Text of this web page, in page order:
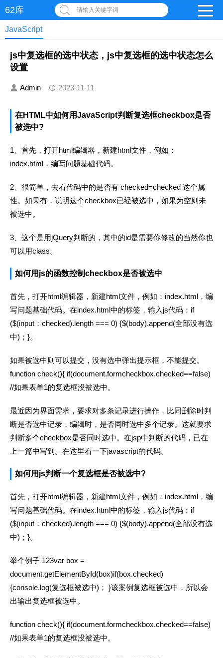
62库 请输入关键字词
JavaScript
js中复选框的选中状态，js中复选框的选中状态怎么
设置
Admin 2023-11-11
在HTML中如何用JavaScript判断复选框checkbox是否
被选中?
1、首先，打开html编辑器，新建html文件，例如：
index.html，编写问题基础代码。
2、很简单，去看代码中的是否有 checked=checked 这个属
性。如果有，说明这个checkbox已经被选中，如果为空则未
被选中。
3、这个是用jQuery判断的，其中的id是需要你修改的当然你也
可以用class。
如何用js的函数控制checkbox是否被选中
首先，打开html编辑器，新建html文件，例如：index.html，编
写问题基础代码。在index.html中的标签，输入js代码：if
($(input：checked).length === 0) {$(body).append(全部没有选
中)；}。
如果被选中则可以提交，没有选中弹出提示框，不能提交。
function check(){ if(document.formcheckbox.checked==false)
//如果表单1的复选框没被选中。
最近因为界面需求，要求对多条记录进行操作，比同删除时判
断是否选中记录，编辑时，是否同时选中多个记录。这就要求
判断多个checkbox是否同时选中。在jsp中判断的代码，已在
上一篇中写到。在这里看一下javascript的代码。
如何用js判断一个复选框是否被选中?
首先，打开html编辑器，新建html文件，例如：index.html，编
写问题基础代码。在index.html中的标签，输入js代码：if
($(input：checked).length === 0) {$(body).append(全部没有选
中)；}。
举个例子 123var box =
document.getElementById(box)if(box.checked)
{console.log(复选框被选中)； }该案例复选框被选中，所以会
出输出复选框被选中。
function check(){ if(document.formcheckbox.checked==false)
//如果表单1的复选框没被选中。